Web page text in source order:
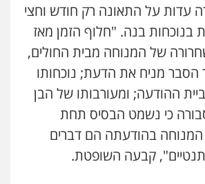
עדות על התאונה רק חודש וחצי
בנוכחות בנה. "חלוף הזמן מאז
של המנוחה מבית החולים,
הסבר מניח את הדעת; נוכחותו
ההודעה; ומעורבותו של הבן
כי נשמט הבסיס תחת
המנוחה בהודעתה הם דברים
קבעה השופטת.